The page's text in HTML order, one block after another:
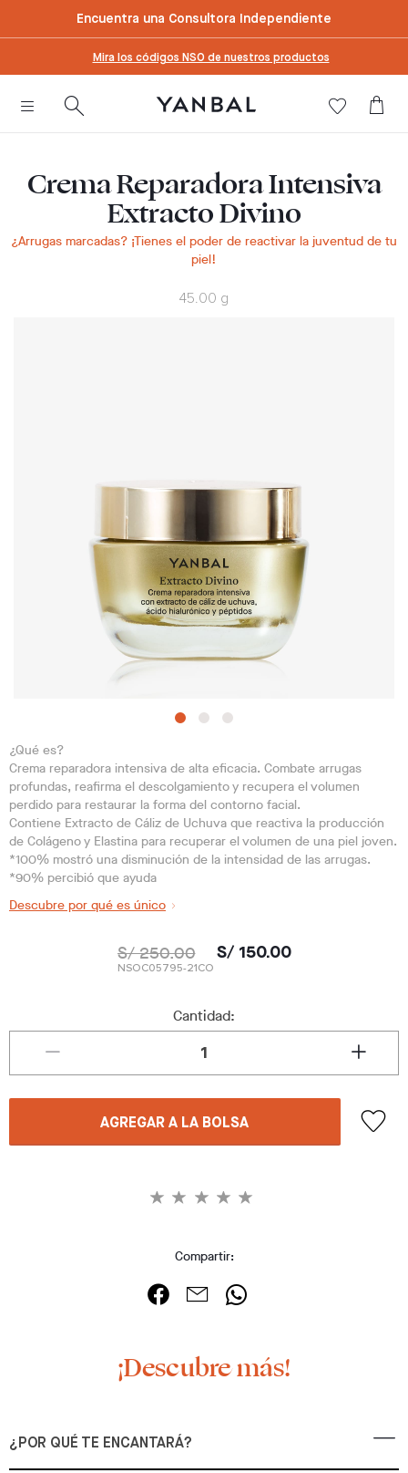
Encuentra una Consultora Independiente
Mira los códigos NSO de nuestros productos
Crema Reparadora Intensiva
Extracto Divino
¿Arrugas marcadas? ¡Tienes el poder de reactivar la juventud de tu
piel!
45.00 g
¿Qué es?
Crema reparadora intensiva de alta eficacia. Combate arrugas
profundas, reafirma el descolgamiento y recupera el volumen
perdido para restaurar la forma del contorno facial.
Contiene Extracto de Cáliz de Uchuva que reactiva la producción
de Colágeno y Elastina para recuperar el volumen de una piel joven.
*100% mostró una disminución de la intensidad de las arrugas.
*90% percibió que ayuda
Descubre por qué es único
S/ 250.00 S/ 150.00
NSOC05795-21CO
Cantidad:
AGREGAR A LA BOLSA
Compartir:
¡Descubre más!
¿POR QUÉ TE ENCANTARÁ?